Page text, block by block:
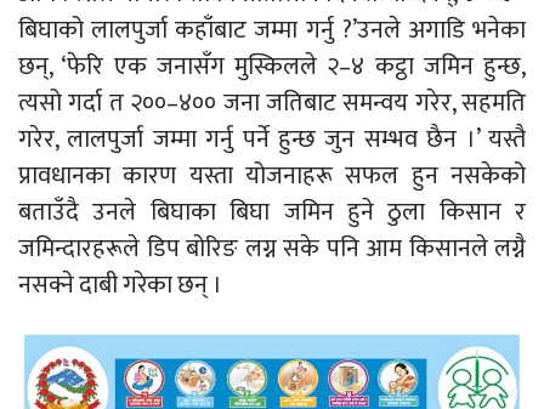
बिघाको लालपुर्जा कहाँबाट जम्मा गर्नु ?’उनले अगाडि भनेका
छन्, ‘फेरि एक जनासँग मुस्किलले २–४ कट्ठा जमिन हुन्छ,
त्यसो गर्दा त २००–४०० जना जतिबाट समन्वय गरेर, सहमति
गरेर, लालपुर्जा जम्मा गर्नु पर्ने हुन्छ जुन सम्भव छैन ।’ यस्तै
प्रावधानका कारण यस्ता योजनाहरू सफल हुन नसकेको
बताउँदै उनले बिघाका बिघा जमिन हुने ठुला किसान र
जमिन्दारहरूले डिप बोरिङ लग्न सके पनि आम किसानले लग्नै
नसक्ने दाबी गरेका छन् ।